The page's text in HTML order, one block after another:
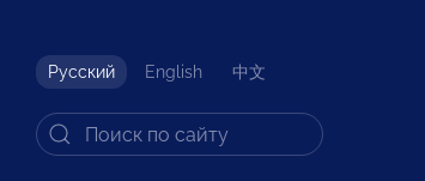
Русский English 中文